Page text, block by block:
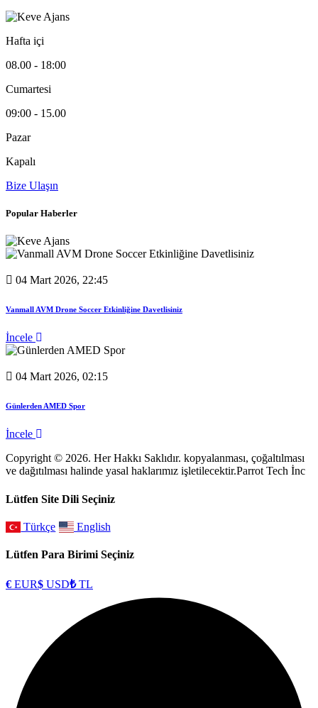
Hafta içi
08.00 - 18:00
Cumartesi
09:00 - 15.00
Pazar
Kapalı
Bize Ulaşın
Popular Haberler
04 Mart 2026, 22:45
Vanmall AVM Drone Soccer Etkinliğine Davetlisiniz
İncele
04 Mart 2026, 02:15
Günlerden AMED Spor
İncele
Copyright © 2026. Her Hakkı Saklıdır. kopyalanması, çoğaltılması
ve dağıtılması halinde yasal haklarımız işletilecektir.Parrot Tech İnc
Lütfen Site Dili Seçiniz
Türkçe English
Lütfen Para Birimi Seçiniz
€ EUR$ USD₺TL